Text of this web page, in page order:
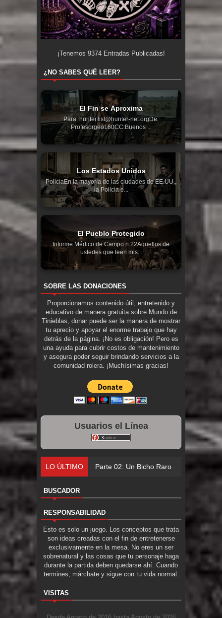
¡Tenemos 9374Entradas Publicadas!
¿NO SABES QUÉ LEER?
El Fin se Aproxima
Para: hunter.list@hunter-net.orgDe:
Profesorgeo160CC:Buenos ...
Los Estados Unidos
PolicíaEn la mayoría de las ciudades de EE.UU.,
la Policía e...
El Pueblo Protegido
Informe Médico de Campo n.22Aquellos de
ustedes que leen mis...
SOBRE LAS DONACIONES
Proporcionamos contenido útil, entretenido y
educativo de manera gratuita sobre Mundo de
Tinieblas, donar puede ser la manera de mostrar
tu aprecio y apoyar el enorme trabajo que hay
detrás de la página. ¡No es obligación! Pero es
una ayuda para cubrir costos de mantenimiento
y asegura poder seguir brindando servicios a la
comunidad rolera. ¡Muchísimas gracias!
Usuarios el Línea
LO ÚLTIMO Parte 02: Un Bicho Raro
BUSCADOR
RESPONSABILIDAD
Esto es solo un juego. Los conceptos que trata
son ideas creadas con el fin de entretenerse
exclusivamente en la mesa. No eres un ser
sobrenatural y las cosas que tu personaje haga
durante la partida deben quedarse ahí. Cuando
termines, márchate y sigue con tu vida normal.
VISITAS